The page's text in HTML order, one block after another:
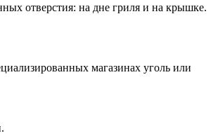
отверстия: на дне гриля и на крышке.
магазинах уголь или